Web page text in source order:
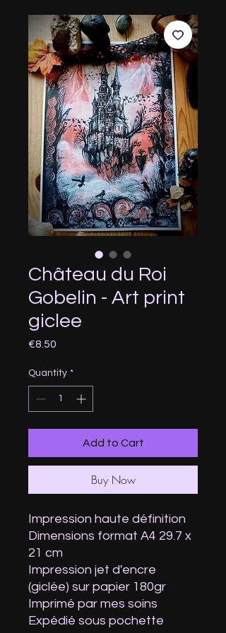
Château du Roi
Gobelin - Art print
giclee
€8.50
Quantity *
Add to Cart
Buy Now
Impression haute définition
Dimensions format A4 29.7 x
21 cm
Impression jet d'encre
(giclée) sur papier 180gr
Imprimé par mes soins
Expédié sous pochette